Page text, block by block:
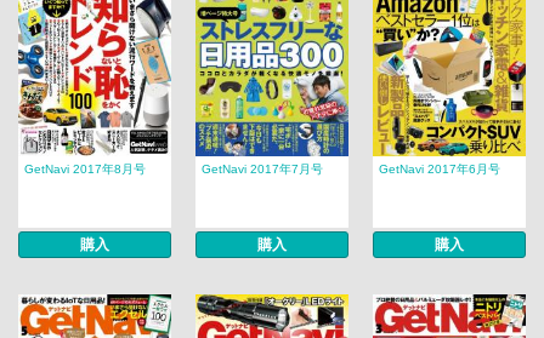
GetNavi 2017年8月号
購入
GetNavi 2017年7月号
購入
GetNavi 2017年6月号
購入